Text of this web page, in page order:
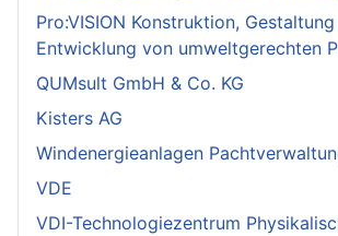
Pro:VISION Konstruktion,
Entwicklung von umweltgerechten
QUMsult GmbH & Co. KG
Kisters AG
Windenergieanlagen
VDE
VDI-Technologiezentrum